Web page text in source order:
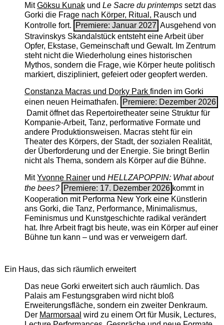
MitGöksu Kunakund Le Sacre du printempssetzt das
Gorki die Frage nach Körper, Ritual, Rausch und
Kontrolle fort.
Premiere: Januar 2027 Ausgehend von
Stravinskys Skandalstück entsteht eine Arbeit über
Opfer, Ekstase, Gemeinschaft und Gewalt. Im Zentrum
steht nicht die Wiederholung eines historischen
Mythos, sondern die Frage, wie Körper heute politisch
markiert, diszipliniert, gefeiert oder geopfert werden.
Constanza Macras und Dorky Park finden im Gorki
einen neuen Heimathafen.
Premiere: Dezember 2026
Damit öffnet das Repertoiretheater seine Struktur für
Kompanie-Arbeit, Tanz, performative Formate und
andere Produktionsweisen. Macras steht für ein
Theater des Körpers, der Stadt, der sozialen Realität,
der Überforderung und der Energie. Sie bringt Berlin
nicht als Thema, sondern als Körper auf die Bühne.
MitYvonne Rainerund HELLZAPOPPIN: What about
the bees? Premiere: 17. Dezember 2026 kommt in
Kooperation mit Performa New York eine Künstlerin
ans Gorki, die Tanz, Performance, Minimalismus,
Feminismus und Kunstgeschichte radikal verändert
hat. Ihre Arbeit fragt bis heute, was ein Körper auf einer
Bühne tun kann – und was er verweigern darf.
Ein Haus, das sich räumlich erweitert
Das neue Gorki erweitert sich auch räumlich. Das
Palais am Festungsgraben wird nicht bloß
Erweiterungsfläche, sondern ein zweiter Denkraum.
Der Marmorsaal wird zu einem Ort für Musik, Lectures,